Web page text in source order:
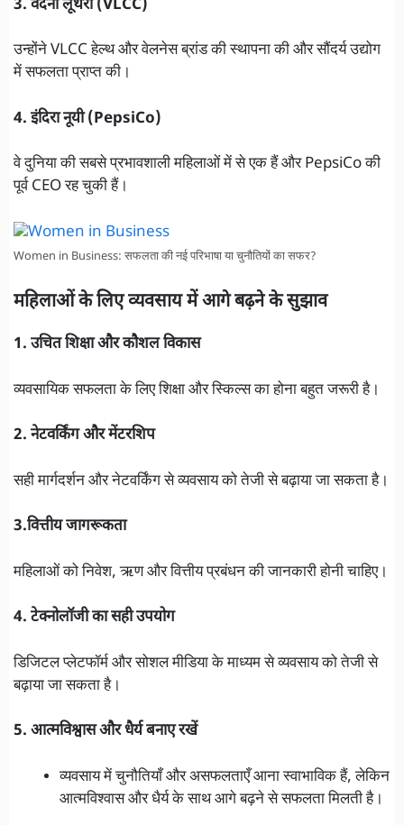
3. वंदना लूथरा (VLCC)
उन्होंने VLCC हेल्थ और वेलनेस ब्रांड की स्थापना की और सौंदर्य उद्योग
में सफलता प्राप्त की।
4. इंदिरा नूयी (PepsiCo)
वे दुनिया की सबसे प्रभावशाली महिलाओं में से एक हैं और PepsiCo की
पूर्व CEO रह चुकी हैं।
Women in Business: सफलता की नई परिभाषा या चुनौतियों का सफर?
महिलाओं के लिए व्यवसाय में आगे बढ़ने के सुझाव
1. उचित शिक्षा और कौशल विकास
व्यवसायिक सफलता के लिए शिक्षा और स्किल्स का होना बहुत जरूरी है।
2. नेटवर्किंग और मेंटरशिप
सही मार्गदर्शन और नेटवर्किंग से व्यवसाय को तेजी से बढ़ाया जा सकता है।
3.वित्तीय जागरूकता
महिलाओं को निवेश, ऋण और वित्तीय प्रबंधन की जानकारी होनी चाहिए।
4. टेक्नोलॉजी का सही उपयोग
डिजिटल प्लेटफॉर्म और सोशल मीडिया के माध्यम से व्यवसाय को तेजी से
बढ़ाया जा सकता है।
5. आत्मविश्वास और धैर्य बनाए रखें
व्यवसाय में चुनौतियाँ और असफलताएँ आना स्वाभाविक हैं, लेकिन
आत्मविश्वास और धैर्य के साथ आगे बढ़ने से सफलता मिलती है।